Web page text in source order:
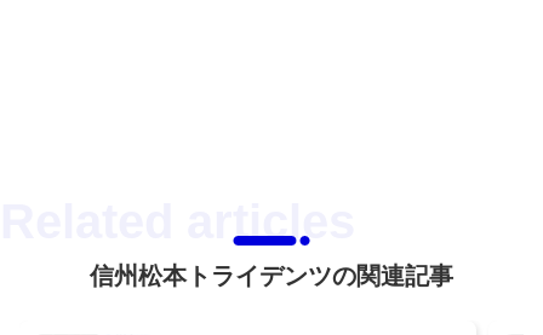
信州松本トライデンツの関連記事